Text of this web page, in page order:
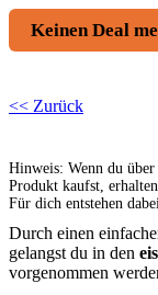
Keinen Deal
<< Zurück
Hinweis: Wenn du
Produkt kaufst,
Für dich entstehen
Durch einen
gelangst du in den
vorgenommen